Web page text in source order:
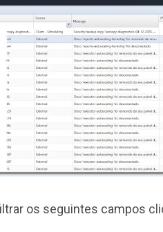
os seguintes campos